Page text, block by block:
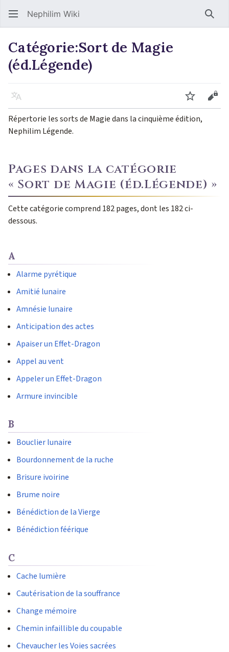
Nephilim Wiki
Catégorie:Sort de Magie
(éd.Légende)
Langue Suivre
Répertorie les sorts de Magie dans la cinquième édition,
Nephilim Légende.
Pages dans la catégorie
« Sort de Magie (éd.Légende) »
Cette catégorie comprend 182 pages, dont les 182 ci-
dessous.
A
Alarme pyrétique
Amitié lunaire
Amnésie lunaire
Anticipation des actes
Apaiser un Effet-Dragon
Appel au vent
Appeler un Effet-Dragon
Armure invincible
B
Bouclier lunaire
Bourdonnement de la ruche
Brisure ivoirine
Brume noire
Bénédiction de la Vierge
Bénédiction féérique
C
Cache lumière
Cautérisation de la souffrance
Change mémoire
Chemin infaillible du coupable
Chevaucher les Voies sacrées